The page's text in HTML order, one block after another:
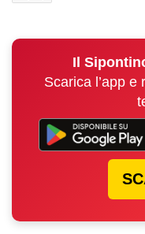
Il
Scarica l’app